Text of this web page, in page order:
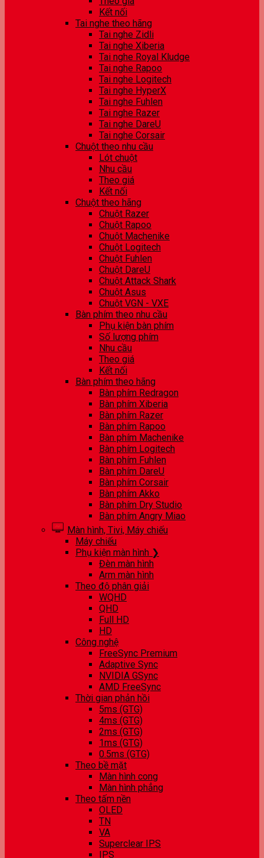
Kết nối
Tai nghe theo hãng
Tai nghe Zidli
Tai nghe Xiberia
Tai nghe Royal Kludge
Tai nghe Rapoo
Tai nghe Logitech
Tai nghe HyperX
Tai nghe Fuhlen
Tai nghe Razer
Tai nghe DareU
Tai nghe Corsair
Chuột theo nhu cầu
Lót chuột
Nhu cầu
Theo giá
Kết nối
Chuột theo hãng
Chuột Razer
Chuột Rapoo
Chuột Machenike
Chuột Logitech
Chuột Fuhlen
Chuột DareU
Chuột Attack Shark
Chuột Asus
Chuột VGN - VXE
Bàn phím theo nhu cầu
Phụ kiện bàn phím
Số lượng phím
Nhu cầu
Theo giá
Kết nối
Bàn phím theo hãng
Bàn phím Redragon
Bàn phím Xiberia
Bàn phím Razer
Bàn phím Rapoo
Bàn phím Machenike
Bàn phím Logitech
Bàn phím Fuhlen
Bàn phím DareU
Bàn phím Corsair
Bàn phím Akko
Bàn phím Dry Studio
Bàn phím Angry Miao
Màn hình, Tivi, Máy chiếu
Máy chiếu
Phụ kiện màn hình ❯
Đèn màn hình
Arm màn hình
Theo độ phân giải
WQHD
QHD
Full HD
HD
Công nghệ
FreeSync Premium
Adaptive Sync
NVIDIA GSync
AMD FreeSync
Thời gian phản hồi
5ms (GTG)
4ms (GTG)
2ms (GTG)
1ms (GTG)
0.5ms (GTG)
Theo bề mặt
Màn hình cong
Màn hình phẳng
Theo tấm nền
OLED
TN
VA
Superclear IPS
IPS